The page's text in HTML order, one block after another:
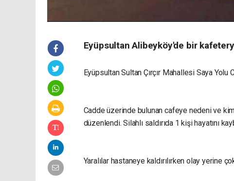
Eyüpsultan Alibeyköy'de bir
Eyüpsultan Sultan Çırçır Mahallesi Saya
Cadde üzerinde bulunan cafeye nedeni ve
düzenlendi. Silahlı saldırıda 1 kişi hayatını
Yaralılar hastaneye kaldırılırken olay yerine